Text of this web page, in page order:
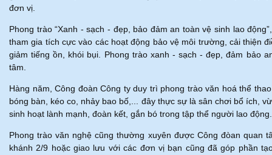
đơn vị.
Phong trào “Xanh - sạch - đẹp, bảo đảm an toàn vệ sinh lao
tham gia tích cực vào các hoạt động bảo vệ môi trường, cải thiện
giảm tiếng ồn, khói bụi. Phong trào xanh - sạch - đẹp, đảm bảo
tâm.
Hàng năm, Công đoàn Công ty duy trì phong trào văn hoá thể
bóng bàn, kéo co, nhảy bao bố,... đây thực sự là sân chơi bổ ích,
sinh hoạt lành mạnh, đoàn kết, gắn bó trong tập thể người lao động.
Phong trào văn nghệ cũng thường xuyên được Công đòan quan
khánh 2/9 hoặc giao lưu với các đơn vị bạn cũng đã góp phần